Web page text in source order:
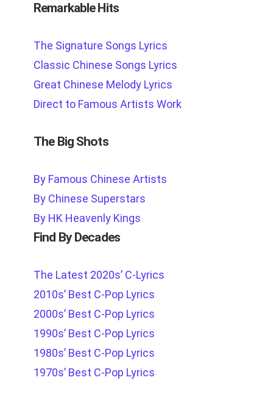
Remarkable Hits
The Signature Songs Lyrics
Classic Chinese Songs Lyrics
Great Chinese Melody Lyrics
Direct to Famous Artists Work
The Big Shots
By Famous Chinese Artists
By Chinese Superstars
By HK Heavenly Kings
Find By Decades
The Latest 2020s’ C-Lyrics
2010s’ Best C-Pop Lyrics
2000s’ Best C-Pop Lyrics
1990s’ Best C-Pop Lyrics
1980s’ Best C-Pop Lyrics
1970s’ Best C-Pop Lyrics